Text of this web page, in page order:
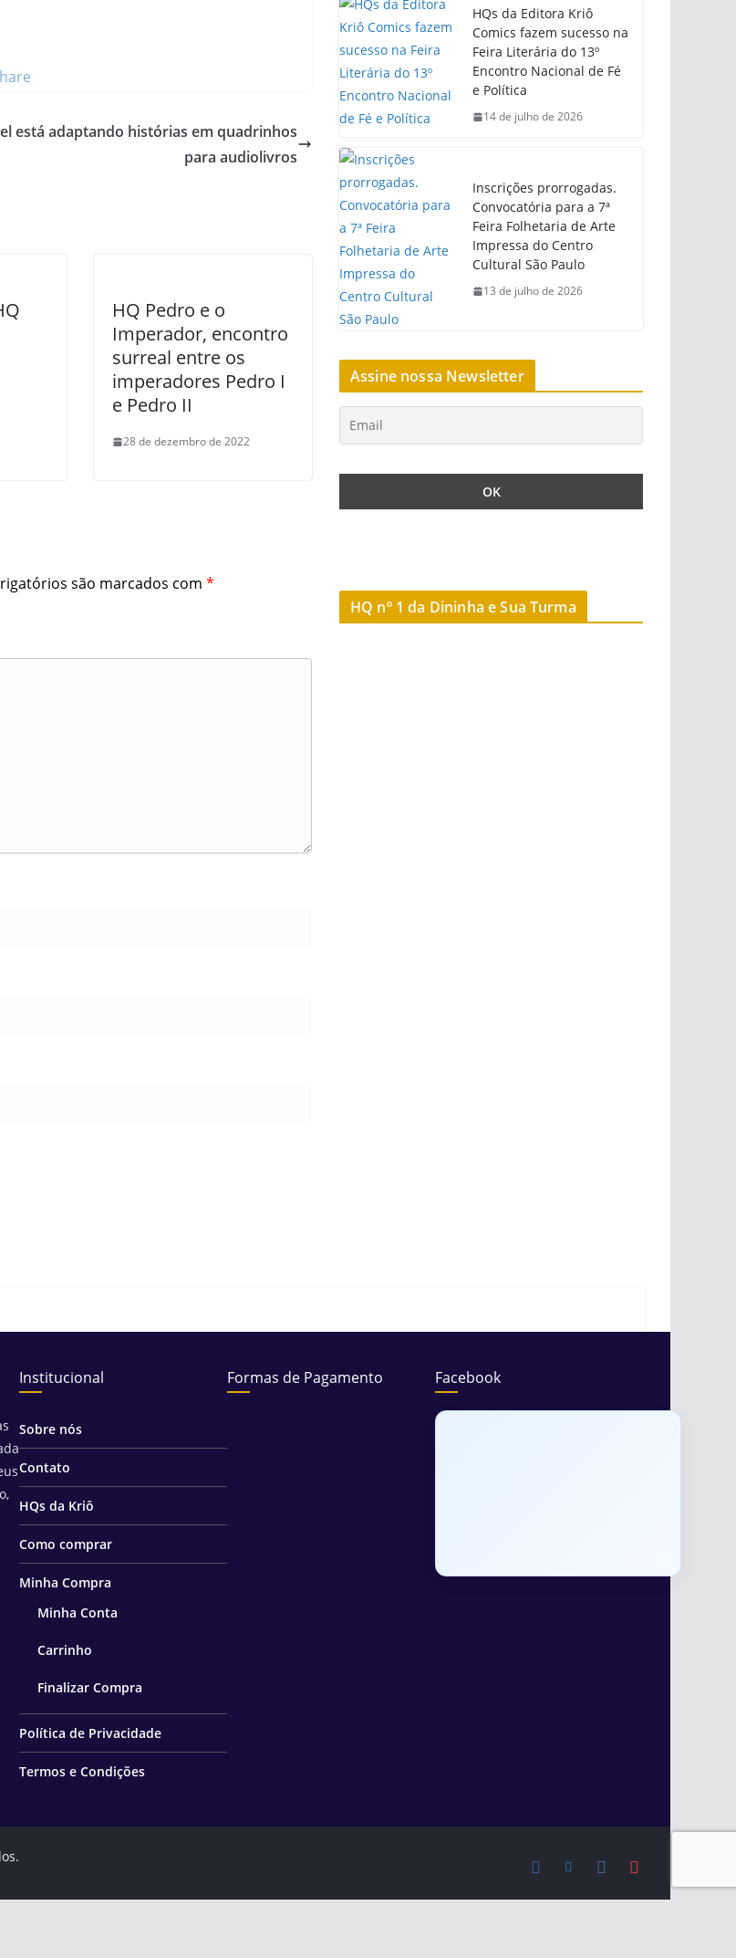
está adaptando histórias em quadrinhos
para audiolivros
HQ Pedro e o
Imperador, encontro
surreal entre os
imperadores Pedro I
e Pedro II
28 de dezembro de 2022
são marcados com *
HQs da Editora Kriô
Comics fazem sucesso na
Feira Literária do 13º
Encontro Nacional de Fé
e Política
14 de julho de 2026
Inscrições prorrogadas.
Convocatória para a 7ª
Feira Folhetaria de Arte
Impressa do Centro
Cultural São Paulo
13 de julho de 2026
Assine nossa Newsletter
HQ nº 1 da Dininha e Sua Turma
Institucional
Sobre nós
Contato
HQs da Kriô
Como comprar
Minha Compra
Minha Conta
Carrinho
Finalizar Compra
Política de Privacidade
Termos e Condições
Formas de Pagamento Facebook